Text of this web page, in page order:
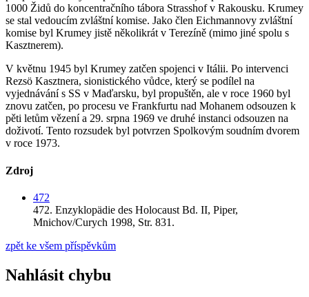
1000 Židů do koncentračního tábora Strasshof v Rakousku. Krumey
se stal vedoucím zvláštní komise. Jako člen Eichmannovy zvláštní
komise byl Krumey jistě několikrát v Terezíně (mimo jiné spolu s
Kasztnerem).
V květnu 1945 byl Krumey zatčen spojenci v Itálii. Po intervenci
Rezsö Kasztnera, sionistického vůdce, který se podílel na
vyjednávání s SS v Maďarsku, byl propuštěn, ale v roce 1960 byl
znovu zatčen, po procesu ve Frankfurtu nad Mohanem odsouzen k
pěti letům vězení a 29. srpna 1969 ve druhé instanci odsouzen na
doživotí. Tento rozsudek byl potvrzen Spolkovým soudním dvorem
v roce 1973.
Zdroj
472
472. Enzyklopädie des Holocaust Bd. II, Piper,
Mnichov/Curych 1998, Str. 831.
zpět ke všem příspěvkům
Nahlásit chybu